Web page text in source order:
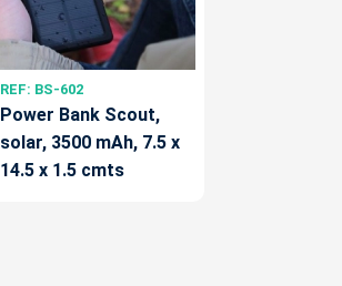
REF: BS-602
Power Bank Scout,
solar, 3500 mAh, 7.5 x
14.5 x 1.5 cmts